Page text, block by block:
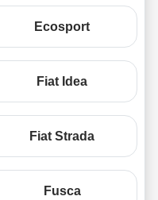
Ecosport
Fiat Idea
Fiat Strada
Fusca